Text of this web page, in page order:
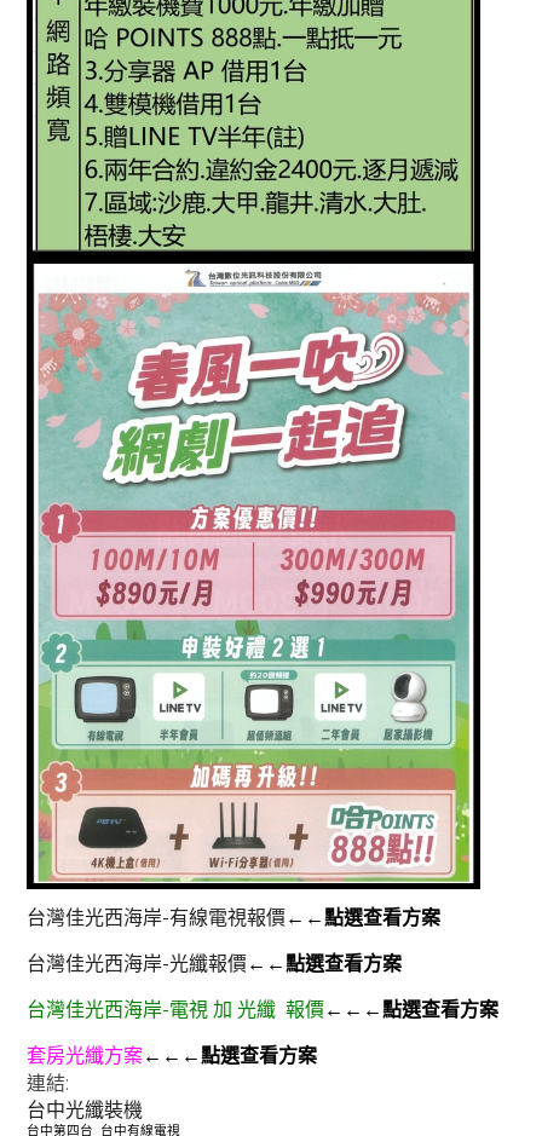
台灣佳光西海岸-有線電視報價←←點選查看方案
台灣佳光西海岸-光纖報價←←點選查看方案
台灣佳光西海岸-電視 加 光纖 報價←←←點選查看方案
套房光纖方案←←←點選查看方案
連結:
台中光纖裝機
台中第四台 台中有線電視